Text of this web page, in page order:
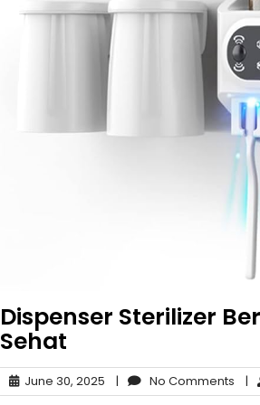
Dispenser Sterilizer
Sehat
June 30, 2025 June
30,
| No Comments No|